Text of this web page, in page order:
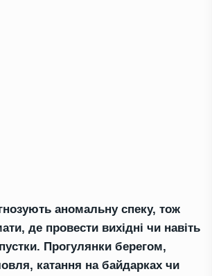
аномальну спеку, тож
де провести вихідні чи навіть
Прогулянки берегом,
катання на байдарках чи